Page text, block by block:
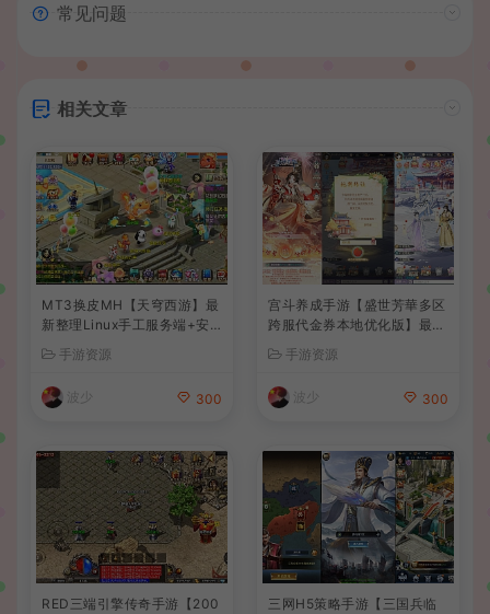
常见问题
相关文章
MT3换皮MH【天穹西游】最
新整理Linux手工服务端+安
建教程+全套源码+视频教程
手游资源
波少 300
宫斗养成手游【盛世芳華多区
跨服代金券本地优化版】最新
手工服务端+CDK授权后台
+安卓+详细搭建教程
手游资源
波少 300
RED三端引擎传奇手游【200
三网H5策略手游【三国兵临